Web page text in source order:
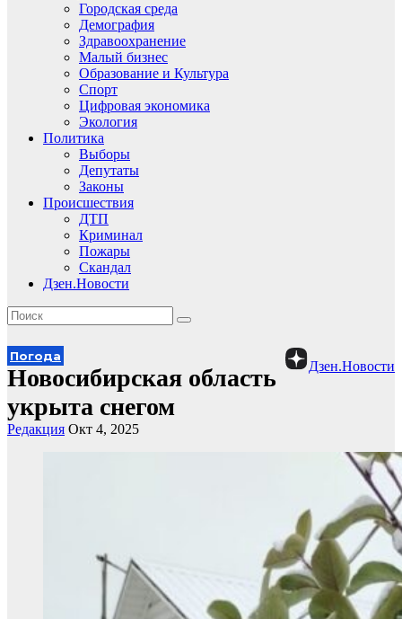
Городская среда
Демография
Здравоохранение
Малый бизнес
Образование и Культура
Спорт
Цифровая экономика
Экология
Политика
Выборы
Депутаты
Законы
Происшествия
ДТП
Криминал
Пожары
Скандал
Дзен.Новости
Дзен.Новости
Погода
Новосибирская область
укрыта снегом
Редакция Окт 4, 2025